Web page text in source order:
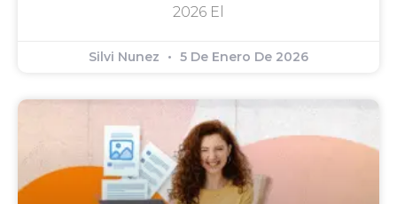
2026 El
Silvi Nunez 5 De Enero De 2026